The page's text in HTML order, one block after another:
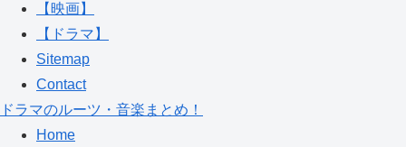
【映画】
【ドラマ】
Sitemap
Contact
ドラマのルーツ・音楽まとめ！
Home